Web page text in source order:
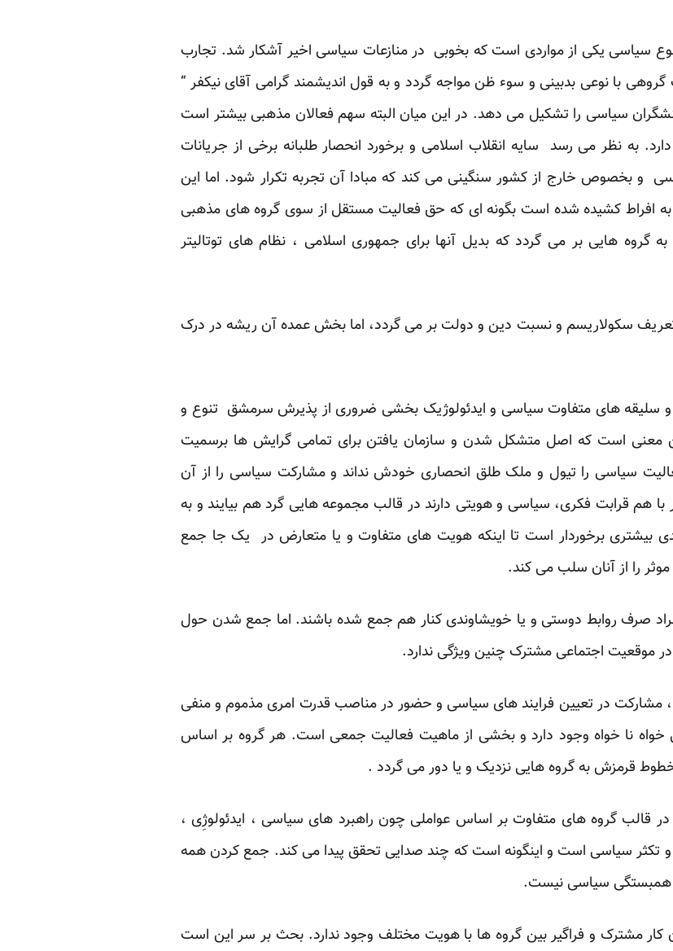
سیاسی یکی از مواردی است که بخوبی در منازعات سیاسی اخیر آشکار شد. تجارب
با نوعی بدبینی و سوء ظن مواجه گردد و به قول اندیشمند گرامی آقای نیکفر “
سیاسی را تشکیل می دهد. در این میان البته سهم فعالان مذهبی بیشتر است
به نظر می رسد سایه انقلاب اسلامی و برخورد انحصار طلبانه برخی از جریانات
و بخصوص خارج از کشور سنگینی می کند که مبادا آن تجربه تکرار شود. اما این
به افراط کشیده شده است بگونه ای که حق فعالیت مستقل از سوی گروه های مذهبی
به گروه هایی بر می گردد که بدیل آنها برای جمهوری اسلامی ، نظام های توتالیتر
سکولاریسم و نسبت دین و دولت بر می گردد، اما بخش عمده آن ریشه در درک
و سلیقه های متفاوت سیاسی و ایدئولوژیک بخشی ضروری از پذیرش سرمشق تنوع و
معنی است که اصل متشکل شدن و سازمان یافتن برای تمامی گرایش ها برسمیت
سیاسی را تیول و ملک طلق انحصاری خودش نداند و مشارکت سیاسی را از آن
هم قرابت فکری، سیاسی و هویتی دارند در قالب مجموعه هایی گرد هم بیایند و به
بیشتری برخوردار است تا اینکه هویت های متفاوت و یا متعارض در یک جا جمع
را از آنان سلب می کند.
صرف روابط دوستی و یا خویشاوندی کنار هم جمع شده باشند. اما جمع شدن حول
در موقعیت اجتماعی مشترک چنین ویژگی ندارد.
در تعیین فرایند های سیاسی و حضور در مناصب قدرت امری مذموم و منفی
نا خواه وجود دارد و بخشی از ماهیت فعالیت جمعی است. هر گروه بر اساس
قرمزش به گروه هایی نزدیک و یا دور می گردد .
قالب گروه های متفاوت بر اساس عواملی چون راهبرد های سیاسی ، ایدئولوژِی ،
سیاسی است و اینگونه است که چند صدایی تحقق پیدا می کند. جمع کردن همه
همبستگی سیاسی نیست.
کار مشترک و فراگیر بین گروه ها با هویت مختلف وجود ندارد. بحث بر سر این است